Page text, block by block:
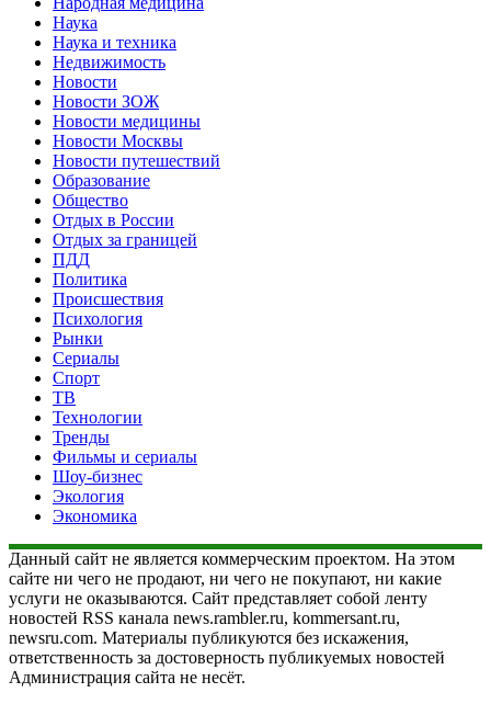
Наука
Наука и техника
Недвижимость
Новости
Новости ЗОЖ
Новости медицины
Новости Москвы
Новости путешествий
Образование
Общество
Отдых в России
Отдых за границей
ПДД
Политика
Происшествия
Психология
Рынки
Сериалы
Спорт
ТВ
Технологии
Тренды
Фильмы и сериалы
Шоу-бизнес
Экология
Экономика
Данный сайт не является коммерческим проектом. На этом
сайте ни чего не продают, ни чего не покупают, ни какие
услуги не оказываются. Сайт представляет собой ленту
новостей RSS канала news.rambler.ru, kommersant.ru,
newsru.com. Материалы публикуются без искажения,
ответственность за достоверность публикуемых новостей
Администрация сайта не несёт.